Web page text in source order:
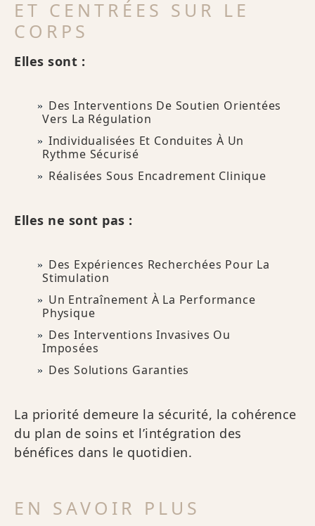
ET CENTRÉES SUR LE
CORPS
Elles sont :
Des Interventions De Soutien Orientées
Vers La Régulation
Individualisées Et Conduites À Un
Rythme Sécurisé
Réalisées Sous Encadrement Clinique
Elles ne sont pas :
Des Expériences Recherchées Pour La
Stimulation
Un Entraînement À La Performance
Physique
Des Interventions Invasives Ou
Imposées
Des Solutions Garanties
La priorité demeure la sécurité, la cohérence
du plan de soins et l’intégration des
bénéfices dans le quotidien.
EN SAVOIR PLUS